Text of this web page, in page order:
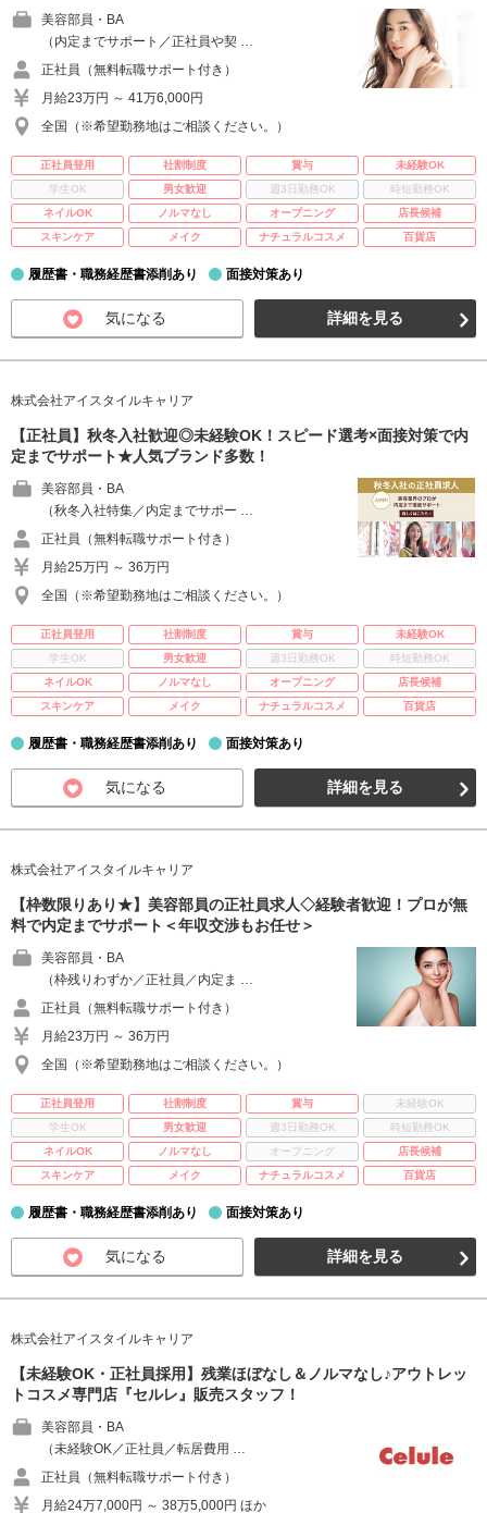
美容部員・BA
（内定までサポート／正社員や契 …
正社員（無料転職サポート付き）
月給23万円 ～ 41万6,000円
全国（※希望勤務地はご相談ください。）
正社員登用 社割制度 賞与
未経験OK
学生OK
男女歓迎 週3日勤務OK
時短勤務OK
ネイルOK
ノルマなし オープニング
店長候補
スキンケア
メイク ナチュラルコスメ 百貨店
履歴書・職務経歴書添削あり 面接対策あり
気になる 詳細を見る
株式会社アイスタイルキャリア
【正社員】秋冬入社歓迎◎未経験OK！スピード選考×面接対策で内
定までサポート★人気ブランド多数！
美容部員・BA
（秋冬入社特集／内定までサポー …
正社員（無料転職サポート付き）
月給25万円 ～ 36万円
全国（※希望勤務地はご相談ください。）
正社員登用 社割制度 賞与
未経験OK
学生OK
男女歓迎 週3日勤務OK
時短勤務OK
ネイルOK
ノルマなし オープニング
店長候補
スキンケア
メイク ナチュラルコスメ 百貨店
履歴書・職務経歴書添削あり 面接対策あり
気になる 詳細を見る
株式会社アイスタイルキャリア
【枠数限りあり★】美容部員の正社員求人◇経験者歓迎！プロが無
料で内定までサポート＜年収交渉もお任せ＞
美容部員・BA
（枠残りわずか／正社員／内定ま …
正社員（無料転職サポート付き）
月給23万円 ～ 36万円
全国（※希望勤務地はご相談ください。）
正社員登用 社割制度 賞与
未経験OK
学生OK
男女歓迎 週3日勤務OK
時短勤務OK
ネイルOK
ノルマなし オープニング
店長候補
スキンケア
メイク ナチュラルコスメ 百貨店
履歴書・職務経歴書添削あり 面接対策あり
気になる 詳細を見る
株式会社アイスタイルキャリア
【未経験OK・正社員採用】残業ほぼなし＆ノルマなし♪アウトレッ
トコスメ専門店『セルレ』販売スタッフ！
美容部員・BA
（未経験OK／正社員／転居費用 …
正社員（無料転職サポート付き）
月給24万7,000円 ～ 38万5,000円 ほか